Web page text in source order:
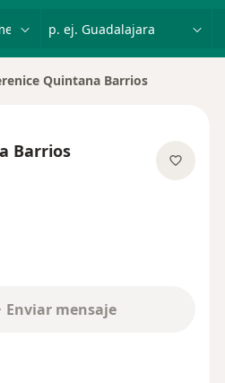
Quintana Barrios
Barrios
Enviar mensaje